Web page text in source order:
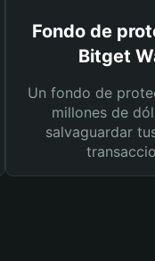
Fondo de
Bitget
Un fondo de
millones de
salvaguardar